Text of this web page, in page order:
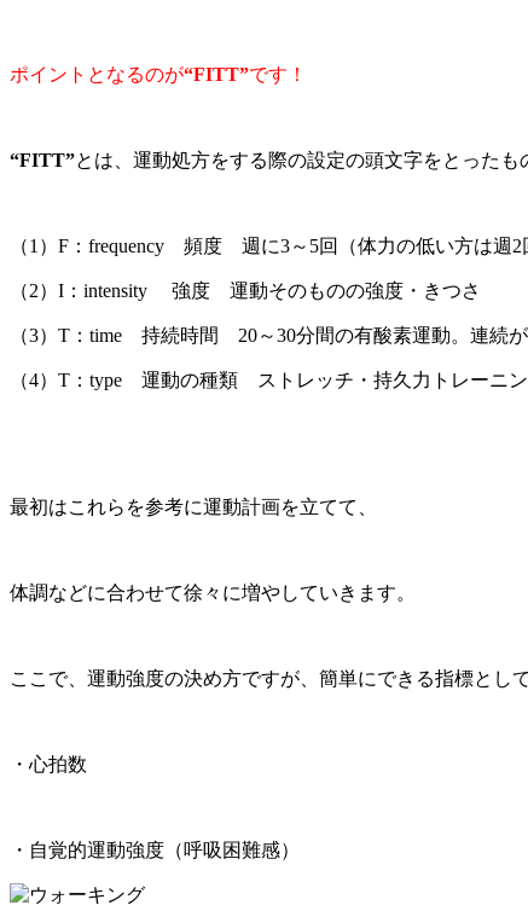
ポイントとなるのが“FITT”です！
“FITT”とは、運動処方をする際の設定の頭文字をとったも
（1）F：frequency 頻度 週に3～5回（体力の低い方は週2
（2）I：intensity 強度 運動そのものの強度・きつさ
（3）T：time 持続時間 20～30分間の有酸素運動。連続
（4）T：type 運動の種類 ストレッチ・持久力トレーニ
最初はこれらを参考に運動計画を立てて、
体調などに合わせて徐々に増やしていきます。
ここで、運動強度の決め方ですが、簡単にできる指標とし
・心拍数
・自覚的運動強度（呼吸困難感）